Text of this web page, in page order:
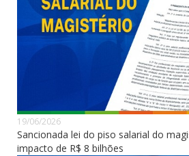
19/06/2026
Sancionada lei do piso salarial do
impacto de R$ 8 bilhões